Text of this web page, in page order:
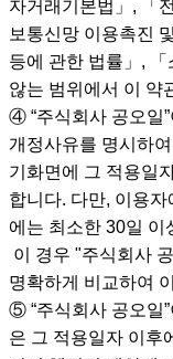
자거래기본법」, 「
보통신망 이용촉진
등에 관한 법률」,
않는 범위에서 이 약
④ “주식회사 공오일
개정사유를 명시하
기화면에 그 적용일
합니다. 다만, 이용
에는 최소한 30일 이
이 경우 "주식회사
명확하게 비교하여
⑤ “주식회사 공오일
은 그 적용일자 이후